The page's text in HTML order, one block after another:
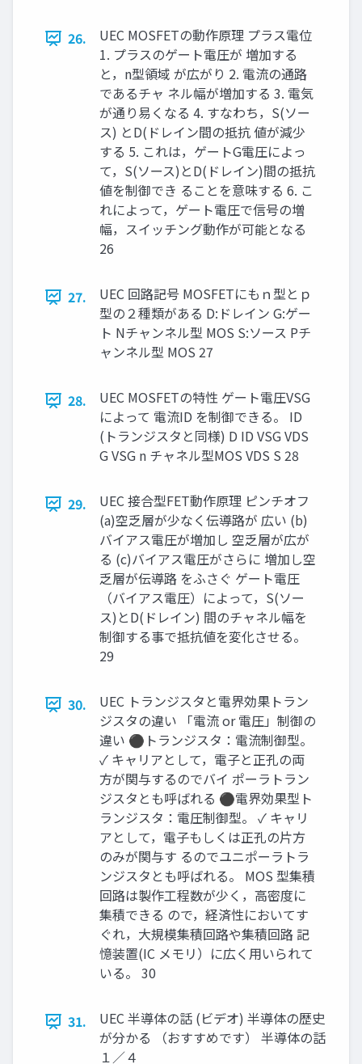
26.
UEC MOSFETの動作原理 プラス電位
1. プラスのゲート電圧が 増加する
と，n型領域 が広がり 2. 電流の通路
であるチャ ネル幅が増加する 3. 電気
が通り易くなる 4. すなわち，S(ソー
ス) とD(ドレイン間の抵抗 値が減少
する 5. これは，ゲートG電圧によっ
て，S(ソース)とD(ドレイン)間の抵抗
値を制御でき ることを意味する 6. こ
れによって，ゲート電圧で信号の増
幅，スイッチング動作が可能となる
26
27.
UEC 回路記号 MOSFETにもｎ型とｐ
型の２種類がある D:ドレイン G:ゲー
ト Nチャンネル型 MOS S:ソース Pチ
ャンネル型 MOS 27
28.
UEC MOSFETの特性 ゲート電圧VSG
によって 電流ID を制御できる。 ID
(トランジスタと同様) D ID VSG VDS
G VSG n チャネル型MOS VDS S 28
29.
UEC 接合型FET動作原理 ピンチオフ
(a)空乏層が少なく伝導路が 広い (b)
バイアス電圧が増加し 空乏層が広が
る (c)バイアス電圧がさらに 増加し空
乏層が伝導路 をふさぐ ゲート電圧
（バイアス電圧）によって，S(ソー
ス)とD(ドレイン) 間のチャネル幅を
制御する事で抵抗値を変化させる。
29
30.
UEC トランジスタと電界効果トラン
ジスタの違い 「電流 or 電圧」制御の
違い ⚫トランジスタ：電流制御型。
✓ キャリアとして，電子と正孔の両
方が関与するのでバイ ポーラトラン
ジスタとも呼ばれる ⚫電界効果型ト
ランジスタ：電圧制御型。 ✓ キャリ
アとして，電子もしくは正孔の片方
のみが関与す るのでユニポーラトラ
ンジスタとも呼ばれる。 MOS 型集積
回路は製作工程数が少く，高密度に
集積できる ので，経済性においてす
ぐれ，大規模集積回路や集積回路 記
憶装置(IC メモリ）に広く用いられて
いる。 30
31.
UEC 半導体の話 (ビデオ) 半導体の歴史
が分かる （おすすめです） 半導体の話
１／４